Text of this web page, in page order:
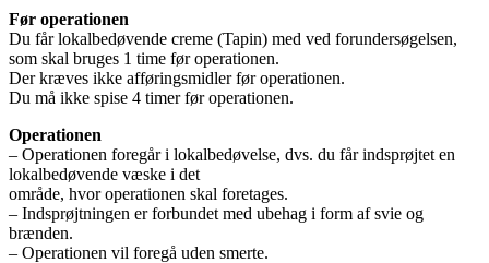
Før operationen
Du får lokalbedøvende creme (Tapin) med ved forundersøgelsen,
som skal bruges 1 time før operationen.
Der kræves ikke afføringsmidler før operationen.
Du må ikke spise 4 timer før operationen.
Operationen
– Operationen foregår i lokalbedøvelse, dvs. du får indsprøjtet en
lokalbedøvende væske i det
område, hvor operationen skal foretages.
– Indsprøjtningen er forbundet med ubehag i form af svie og
brænden.
– Operationen vil foregå uden smerte.